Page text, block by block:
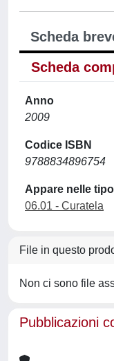
Scheda
Scheda
Anno
2009
Codice ISBN
9788834896754
Appare nelle
06.01 - Curatela
File in questo
Non ci sono file
Pubblicazioni